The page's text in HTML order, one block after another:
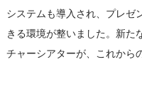
システムも導入され、プレゼ
きる環境が整いました。新た
チャーシアターが、これから